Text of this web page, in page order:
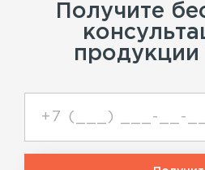
Получите
продукции